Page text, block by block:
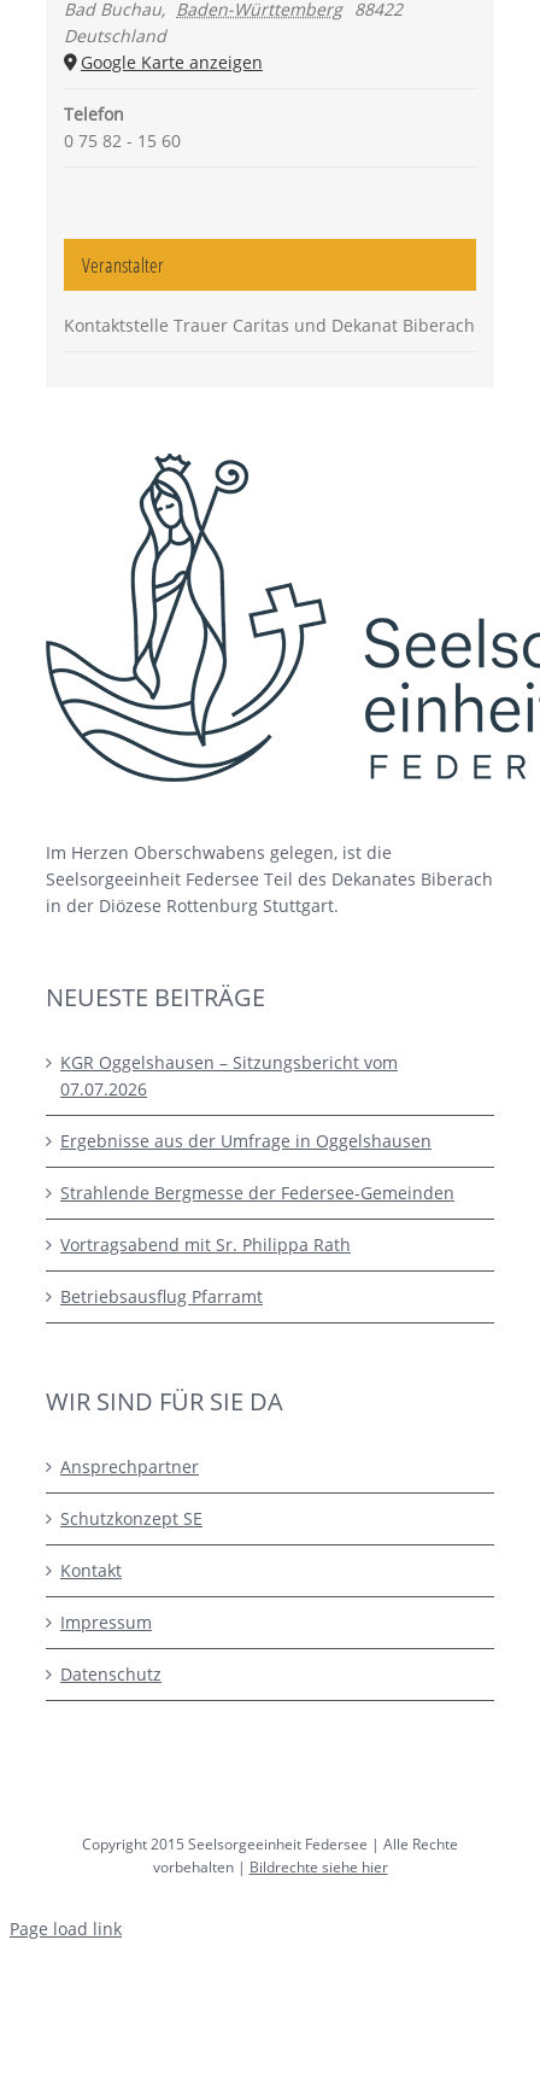
Bad Buchau, Baden-Württemberg 88422
Deutschland
Google Karte anzeigen
Telefon
0 75 82 - 15 60
Veranstalter
Kontaktstelle Trauer Caritas und Dekanat Biberach
Im Herzen Oberschwabens gelegen, ist die
Seelsorgeeinheit Federsee Teil des Dekanates Biberach
in der Diözese Rottenburg Stuttgart.
NEUESTE BEITRÄGE
KGR Oggelshausen – Sitzungsbericht vom
07.07.2026
Ergebnisse aus der Umfrage in Oggelshausen
Strahlende Bergmesse der Federsee-Gemeinden
Vortragsabend mit Sr. Philippa Rath
Betriebsausflug Pfarramt
WIR SIND FÜR SIE DA
Ansprechpartner
Schutzkonzept SE
Kontakt
Impressum
Datenschutz
Copyright 2015 Seelsorgeeinheit Federsee | Alle Rechte
vorbehalten | Bildrechte siehe hier
Page load link